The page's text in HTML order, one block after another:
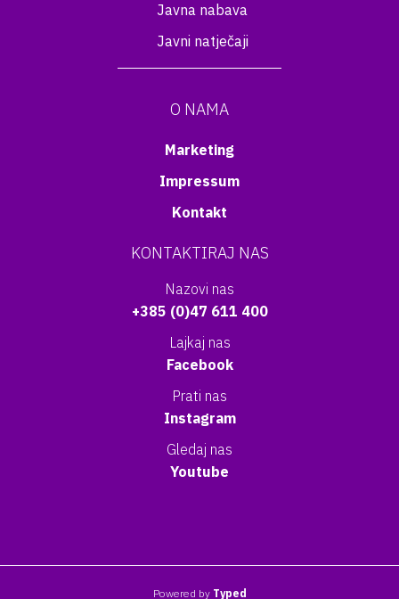
Javna nabava
Javni natječaji
O NAMA
Marketing
Impressum
Kontakt
KONTAKTIRAJ NAS
Nazovi nas
+385 (0)47 611 400
Lajkaj nas
Facebook
Prati nas
Instagram
Gledaj nas
Youtube
Powered by Typed